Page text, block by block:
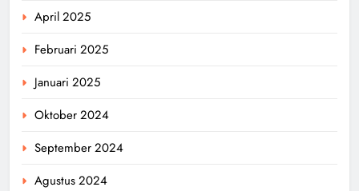
April 2025
Februari 2025
Januari 2025
Oktober 2024
September 2024
Agustus 2024